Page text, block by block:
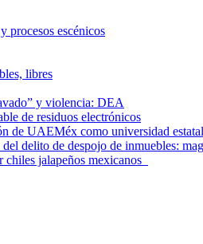
procesos escénicos
libres
y violencia: DEA
de residuos electrónicos
de UAEMéx como universidad estatal
delito de despojo de inmuebles:
chiles jalapeños mexicanos